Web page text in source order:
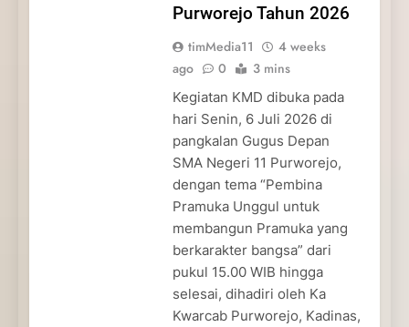
Purworejo Tahun 2026
timMedia11
4 weeks
ago
0 3 mins
Kegiatan KMD dibuka pada
hari Senin, 6 Juli 2026 di
pangkalan Gugus Depan
SMA Negeri 11 Purworejo,
dengan tema “Pembina
Pramuka Unggul untuk
membangun Pramuka yang
berkarakter bangsa” dari
pukul 15.00 WIB hingga
selesai, dihadiri oleh Ka
Kwarcab Purworejo, Kadinas,